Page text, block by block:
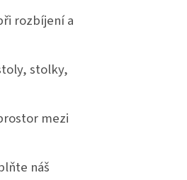
rozbíjení a
stolky,
mezi
náš